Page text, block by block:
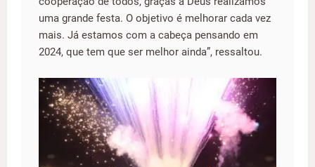
uma grande festa. O objetivo é melhorar cada vez
mais. Já estamos com a cabeça pensando em
2024, que tem que ser melhor ainda”, ressaltou.